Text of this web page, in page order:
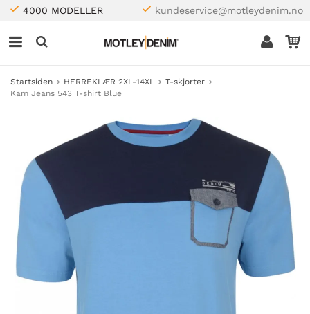
4000 MODELLER kundeservice@motleydenim.no
Startsiden HERREKLÆR 2XL-14XL
T-skjorter
Kam Jeans 543 T-shirt Blue